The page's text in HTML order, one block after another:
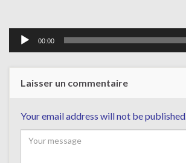
Lecteur
00:00
Laisser un commentaire
Your email address will not be published.